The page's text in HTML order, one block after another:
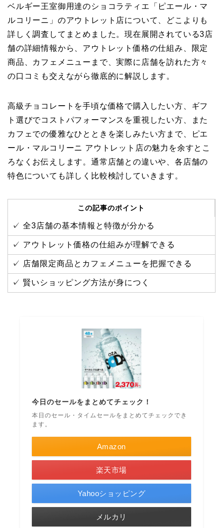
ベルギー王室御用達のショコラティエ「ピエール・マ
ルコリーニ」のアウトレット店について、どこよりも
詳しく調査してまとめました。現在展開されている3店
舗の詳細情報から、アウトレット価格の仕組み、限定
商品、カフェメニューまで、実際に店舗を訪れた方々
の口コミも交えながら徹底的に解説します。
高級チョコレートを手頃な価格で購入したい方、ギフ
ト選びでコストパフォーマンスを重視したい方、また
カフェでの優雅なひとときを楽しみたい方まで、ピエ
ール・マルコリーニ アウトレット店の魅力を余すとこ
ろなくお伝えします。通常店舗との違いや、各店舗の
特色についても詳しく比較検討していきます。
この記事のポイント
✓ 全3店舗の基本情報と特徴が分かる
✓ アウトレット価格の仕組みが理解できる
✓ 店舗限定商品とカフェメニューを把握できる
✓ 賢いショッピング方法が身につく
今日のセールをまとめてチェック！
本日のセール・タイムセールをまとめてチェックでき
ます。
Amazon
楽天市場
Yahooショッピング
メルカリ